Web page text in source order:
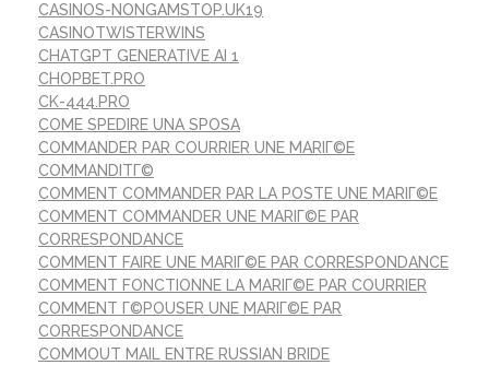
CASINOS-NONGAMSTOP.UK19
CASINOTWISTERWINS
CHATGPT GENERATIVE AI 1
CHOPBET.PRO
CK-444.PRO
COME SPEDIRE UNA SPOSA
COMMANDER PAR COURRIER UNE MARIГ©E
COMMANDITГ©
COMMENT COMMANDER PAR LA POSTE UNE MARIГ©E
COMMENT COMMANDER UNE MARIГ©E PAR
CORRESPONDANCE
COMMENT FAIRE UNE MARIГ©E PAR CORRESPONDANCE
COMMENT FONCTIONNE LA MARIГ©E PAR COURRIER
COMMENT Г©POUSER UNE MARIГ©E PAR
CORRESPONDANCE
COMMOUT MAIL ENTRE RUSSIAN BRIDE